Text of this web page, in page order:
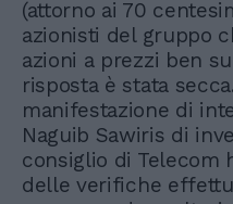
(attorno ai 70
azionisti del gruppo
azioni a prezzi ben
risposta è stata
manifestazione di
Naguib Sawiris di
consiglio di Telecom
delle verifiche